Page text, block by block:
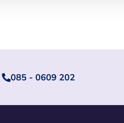
085 - 0609 202